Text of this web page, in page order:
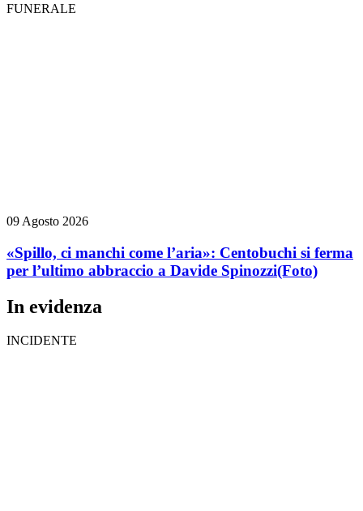
FUNERALE
09 Agosto 2026
«Spillo, ci manchi come l’aria»: Centobuchi si ferma
per l’ultimo abbraccio a Davide Spinozzi(Foto)
In evidenza
INCIDENTE